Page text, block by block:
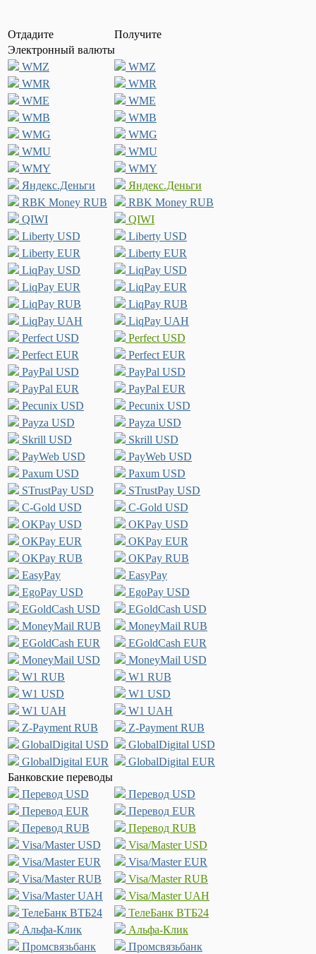
Отдадите
Получите
Электронный валюты
WMZ
WMZ
WMR
WMR
WME
WME
WMB
WMB
WMG
WMG
WMU
WMU
WMY
WMY
Яндекс.Деньги
Яндекс.Деньги
RBK Money RUB
RBK Money RUB
QIWI
QIWI
Liberty USD
Liberty USD
Liberty EUR
Liberty EUR
LiqPay USD
LiqPay USD
LiqPay EUR
LiqPay EUR
LiqPay RUB
LiqPay RUB
LiqPay UAH
LiqPay UAH
Perfect USD
Perfect USD
Perfect EUR
Perfect EUR
PayPal USD
PayPal USD
PayPal EUR
PayPal EUR
Pecunix USD
Pecunix USD
Payza USD
Payza USD
Skrill USD
Skrill USD
PayWeb USD
PayWeb USD
Paxum USD
Paxum USD
STrustPay USD
STrustPay USD
C-Gold USD
C-Gold USD
OKPay USD
OKPay USD
OKPay EUR
OKPay EUR
OKPay RUB
OKPay RUB
EasyPay
EasyPay
EgoPay USD
EgoPay USD
EGoldCash USD
EGoldCash USD
MoneyMail RUB
MoneyMail RUB
EGoldCash EUR
EGoldCash EUR
MoneyMail USD
MoneyMail USD
W1 RUB
W1 RUB
W1 USD
W1 USD
W1 UAH
W1 UAH
Z-Payment RUB
Z-Payment RUB
GlobalDigital USD
GlobalDigital USD
GlobalDigital EUR
GlobalDigital EUR
Банковские переводы
Перевод USD
Перевод USD
Перевод EUR
Перевод EUR
Перевод RUB
Перевод RUB
Visa/Master USD
Visa/Master USD
Visa/Master EUR
Visa/Master EUR
Visa/Master RUB
Visa/Master RUB
Visa/Master UAH
Visa/Master UAH
ТелеБанк ВТБ24
ТелеБанк ВТБ24
Альфа-Клик
Альфа-Клик
Промсвязьбанк
Промсвязьбанк